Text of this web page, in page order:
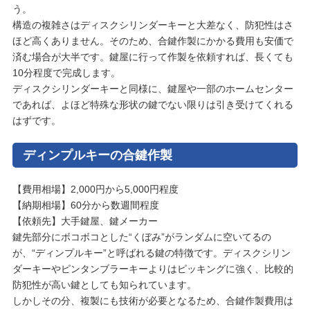
う。
構造の複雑さはディスクシリンダーキーと大差なく、防犯性はさ
ほど高くありません。そのため、合鍵作製にかかる費用も安価で
済む場合が大半です。鍵屋に行って作製を依頼すれば、長くても
10分程度で完成します。
ディスクシリンダーキーと同様に、鍵屋や一部のホームセンター
であれば、よほど特殊な形状の鍵でない限りは引き受けてくれる
はずです。
ディンプルキーの合鍵作製
【費用相場】2,000円から5,000円程度
【納期相場】60分から数週間程度
【依頼先】大手鍵屋、鍵メーカー
鍵先部分にボコボコとした“くぼみ”がランダムに空いてるの
が、“ディンプルキー”と呼ばれる鍵の特徴です。ディスクシリン
ダーキーやピンタンブラーキーよりはピッキングに強く、比較的
防犯性が高い鍵としても知られています。
しかしその分、複製にも技術が必要となるため、合鍵作製費用は